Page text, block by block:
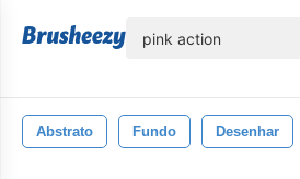
Abstrato Fundo Desenhar